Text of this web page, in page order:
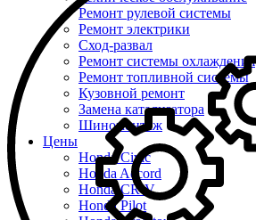
Ремонт рулевой системы
Ремонт электрики
Сход-развал
Ремонт системы охлаждения
Ремонт топливной системы
Кузовной ремонт
Замена катализатора
Шиномонтаж
Цены
Honda Civic
Honda Accord
Honda CR-V
Honda Pilot